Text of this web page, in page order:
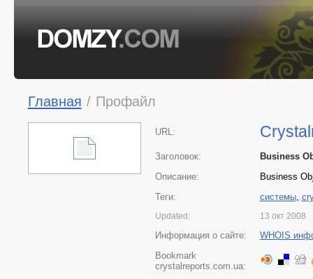
Главная / Профайл
URL:
Заголовок:
Business
Описание:
Business
Теги:
системы,
Updated: 13 окт 2008
Информация о сайте:
WHOIS
Bookmark
crystalreports.com.ua: